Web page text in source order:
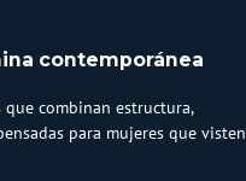
contemporánea
que combinan estructura,
para mujeres que visten